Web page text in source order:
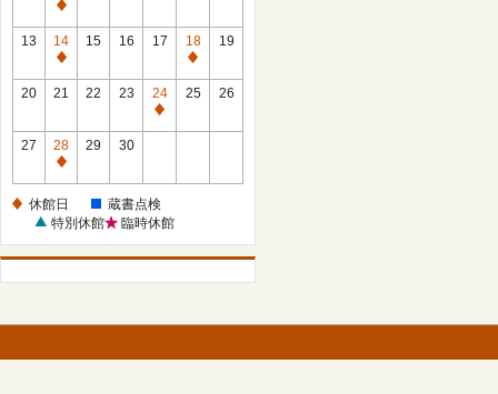
休
館
日
13
14
休
館
15 16 17
18
休
館
19
20 21 22 23
24
休
25 26
27
28
休
日
29 30
休館日
蔵書点検
特別休館
臨時休館